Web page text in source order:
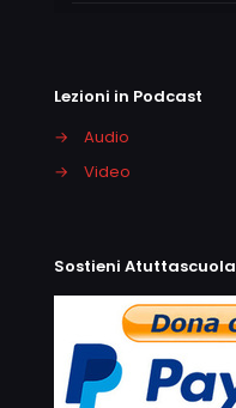
Lezioni in Podcast
→
Audio
→
Video
Sostieni Atuttascuola